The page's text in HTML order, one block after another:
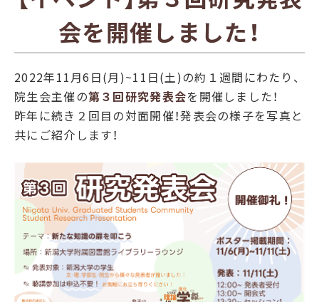
会を開催しました！
2022年11月6日(月)~11日(土)の約１ 週間にわたり、
院生会主催の第３回研究発表会を開催しました！
昨年に続き２回目の対面開催！発表会の様子を写真と
共にご紹介します！